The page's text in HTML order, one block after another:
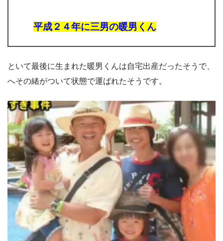
平成２４年に三男の暖男くん
といて最後に生まれた暖男くんは自宅出産だったそうで、
へその緒がついて状態で運ばれたそうです。